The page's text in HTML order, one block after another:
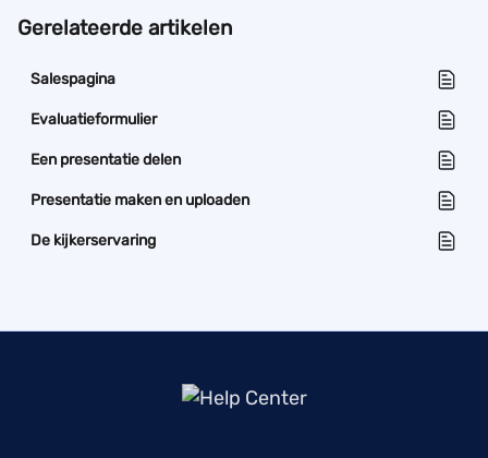
Gerelateerde artikelen
Salespagina
Evaluatieformulier
Een presentatie delen
Presentatie maken en uploaden
De kijkerservaring